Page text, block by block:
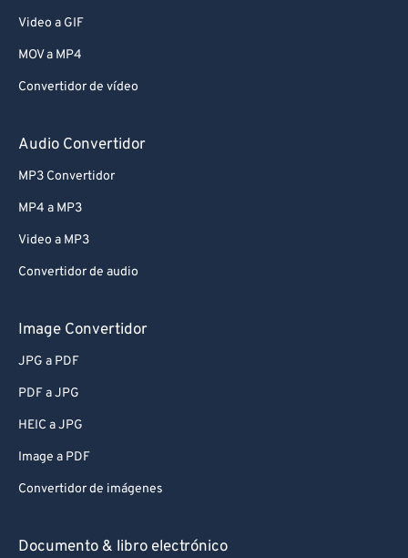
Video a GIF
MOV a MP4
Convertidor de vídeo
Audio Convertidor
MP3 Convertidor
MP4 a MP3
Video a MP3
Convertidor de audio
Image Convertidor
JPG a PDF
PDF a JPG
HEIC a JPG
Image a PDF
Convertidor de imágenes
Documento & libro electrónico